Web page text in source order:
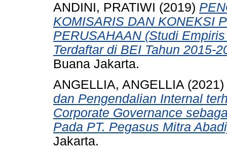
ANDINI, PRATIWI (2019)
KOMISARIS DAN KONEKSI
PERUSAHAAN (Studi
Terdaftar di BEI Tahun 2015-
Buana Jakarta.
ANGELLIA, ANGELLIA (2021)
dan Pengendalian Internal
Corporate Governance
Pada PT. Pegasus Mitra
Jakarta.